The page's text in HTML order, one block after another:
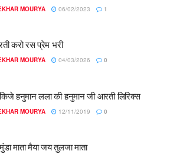
MOURYA 06/02/2023 1
करो रस प्रेम भरी
MOURYA 04/03/2026 0
हनुमान लला की हनुमान जी आरती लिरिक्स
MOURYA 12/11/2019 0
माता मैया जय तुलजा माता